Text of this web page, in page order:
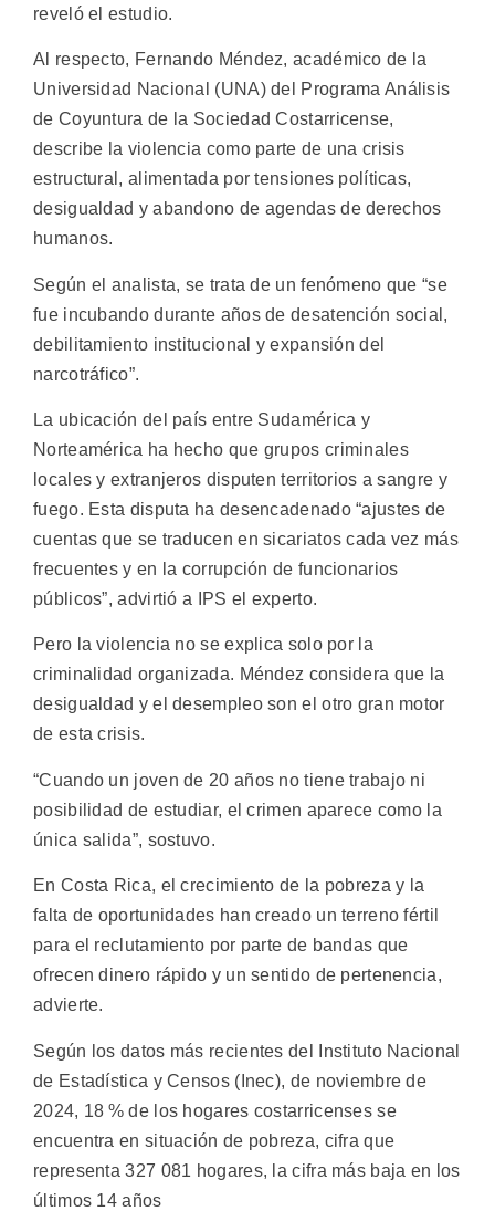
reveló el estudio.
Al respecto, Fernando Méndez, académico de la
Universidad Nacional (UNA) del Programa Análisis
de Coyuntura de la Sociedad Costarricense,
describe la violencia como parte de una crisis
estructural, alimentada por tensiones políticas,
desigualdad y abandono de agendas de derechos
humanos.
Según el analista, se trata de un fenómeno que “se
fue incubando durante años de desatención social,
debilitamiento institucional y expansión del
narcotráfico”.
La ubicación del país entre Sudamérica y
Norteamérica ha hecho que grupos criminales
locales y extranjeros disputen territorios a sangre y
fuego. Esta disputa ha desencadenado “ajustes de
cuentas que se traducen en sicariatos cada vez más
frecuentes y en la corrupción de funcionarios
públicos”, advirtió a IPS el experto.
Pero la violencia no se explica solo por la
criminalidad organizada. Méndez considera que la
desigualdad y el desempleo son el otro gran motor
de esta crisis.
“Cuando un joven de 20 años no tiene trabajo ni
posibilidad de estudiar, el crimen aparece como la
única salida”, sostuvo.
En Costa Rica, el crecimiento de la pobreza y la
falta de oportunidades han creado un terreno fértil
para el reclutamiento por parte de bandas que
ofrecen dinero rápido y un sentido de pertenencia,
advierte.
Según los datos más recientes del Instituto Nacional
de Estadística y Censos (Inec), de noviembre de
2024, 18 % de los hogares costarricenses se
encuentra en situación de pobreza, cifra que
representa 327 081 hogares, la cifra más baja en los
últimos 14 años